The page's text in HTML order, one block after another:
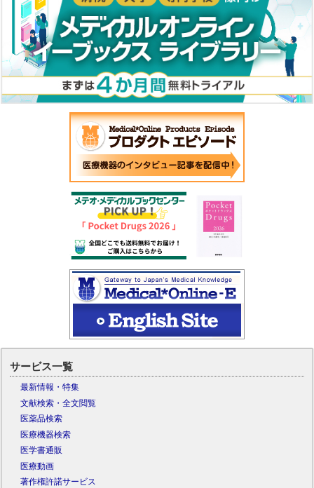
サービス一覧
最新情報・特集
文献検索・全文閲覧
医薬品検索
医療機器検索
医学書通販
医療動画
著作権許諾サービス